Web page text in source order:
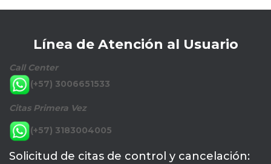
Línea de Atención al Usuario
Call Center
(+57) 3006651533
Citas Primera Vez
(+57) 3183004005
Solicitud de citas de control y cancelación: